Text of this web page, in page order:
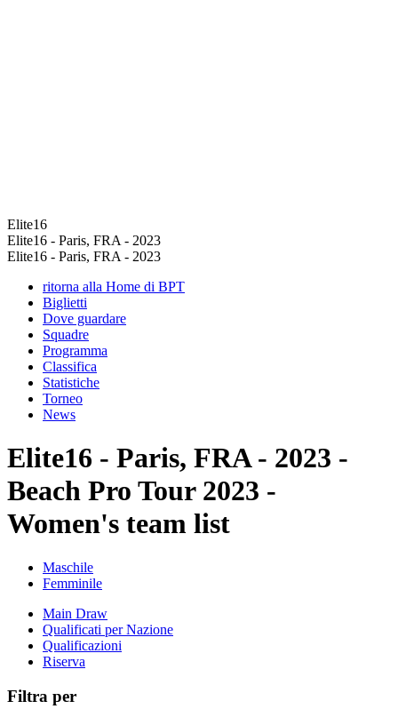
Elite16
Elite16 - Paris, FRA - 2023
Elite16 - Paris, FRA - 2023
ritorna alla Home di BPT
Biglietti
Dove guardare
Squadre
Programma
Classifica
Statistiche
Torneo
News
Elite16 - Paris, FRA - 2023 -
Beach Pro Tour 2023 -
Women's team list
Maschile
Femminile
Main Draw
Qualificati per Nazione
Qualificazioni
Riserva
Filtra per